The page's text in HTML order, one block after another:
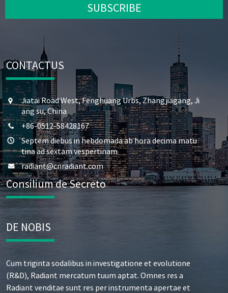
SUBSCRIBE
CONTACTUS
Jiatai Road West, Fenghuang Urbs, Zhangjiagang, Ji
ang su, China
+86-0512-58428167
Septem diebus in hebdomada ab hora decima matu
tina ad sextam vespertinam
radiant@cnradiant.com
Consilium de Secreto
DE NOBIS
Cum triginta sodalibus in investigatione et evolutione
(R&D), Radiant mercatum tuum aptat. Omnes res a
Radiant venditae sunt res per instrumenta apertae et